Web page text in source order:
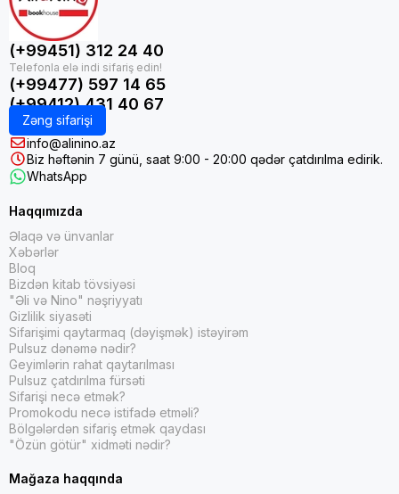
(+99451) 312 24 40
(+99477) 597 14 65
(+99412) 431 40 67
Zəng sifarişi
info@alinino.az
Biz həftənin 7 günü, saat 9:00 - 20:00 qədər çatdırılma edirik.
WhatsApp
Haqqımızda
Əlaqə və ünvanlar
Xəbərlər
Bloq
Bizdən kitab tövsiyəsi
"Əli və Nino" nəşriyyatı
Gizlilik siyasəti
Sifarişimi qaytarmaq (dəyişmək) istəyirəm
Pulsuz dənəmə nədir?
Geyimlərin rahat qaytarılması
Pulsuz çatdırılma fürsəti
Sifarişi necə etmək?
Promokodu necə istifadə etməli?
Bölgələrdən sifariş etmək qaydası
"Özün götür" xidməti nədir?
Mağaza haqqında